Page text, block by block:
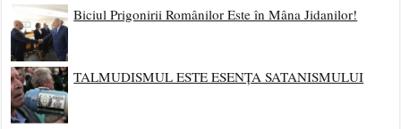
Biciul Prigonirii Românilor Este în Mâna Jidanilor!
TALMUDISMUL ESTE ESENȚA SATANISMULUI